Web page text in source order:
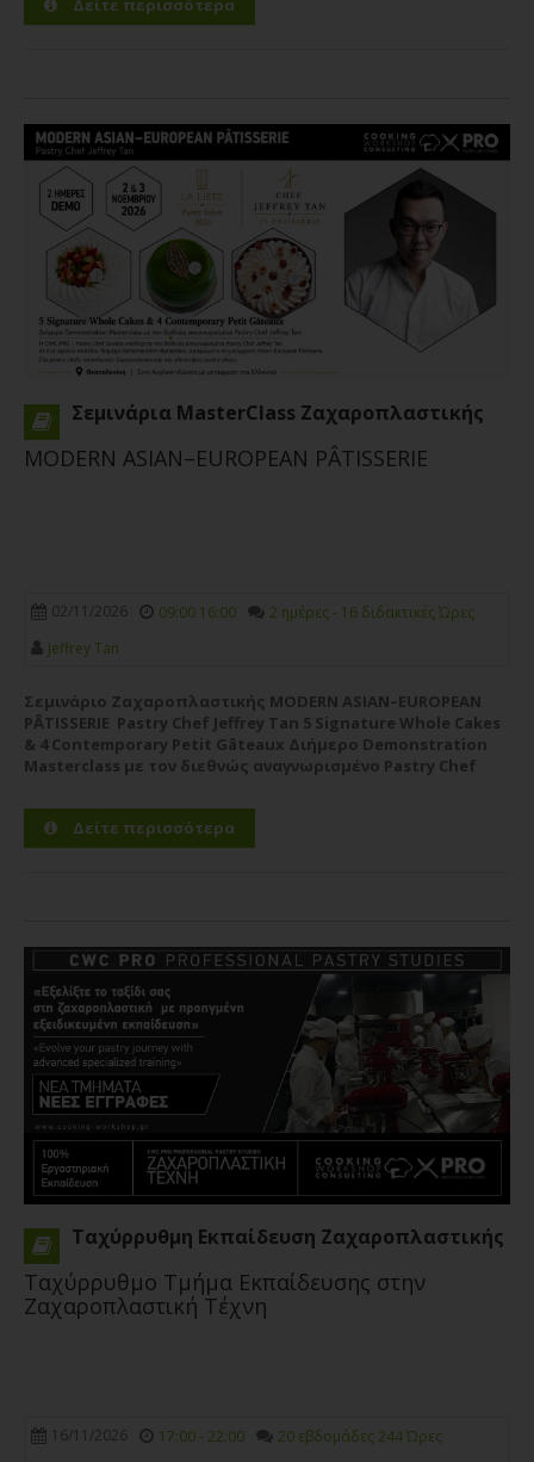
Σεμινάριο
Vegan Gluten-Free Pastries
16/01/2023
Richard Hawke
Σεμινάριο
Σεμινάριο
CHOCOLATE SHOWPIECE
DEMONSTRATION CWC Pastry Chef Studies
19/11/2019
Martin Chiffers
Σεμινάριο
CWC PRO MasterClass 3 Days
Demonstration Antonio Bachours
Viennoιserιe
17/02/2027
Antonio Bachour
18/10/2021
Σεμινάρια MasterClass Ζαχαροπλαστικής
MODERN ASIAN–EUROPEAN PÂTISSERIE
02/11/2026 09:00 16:00
2 ημέρες - 16 διδακτικές Ώρες
Jeffrey Tan
Σεμινάριο Ζαχαροπλαστικής MODERN ASIAN–EUROPEAN
PÂTISSERIE Pastry Chef Jeffrey Tan 5 Signature Whole Cakes
& 4 Contemporary Petit Gâteaux Διήμερο Demonstration
Masterclass με τον διεθνώς αναγνωρισμένο Pastry Chef
διεθνώς αναγνωρισμένο Pastry Chef Jeffrey Tan σε ένα
υψηλού επιπέδου...Περισσότερα
Δείτε περισσότερα
Ταχύρρυθμη Εκπαίδευση Ζαχαροπλαστικής
Ταχύρρυθμο Τμήμα Εκπαίδευσης στην
Ζαχαροπλαστική Τέχνη
16/11/2026 17:00 - 22:00 20 εβδομάδες 244 Ώρες